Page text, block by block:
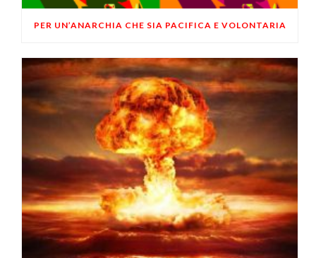
PER UN’ANARCHIA CHE SIA PACIFICA E VOLONTARIA